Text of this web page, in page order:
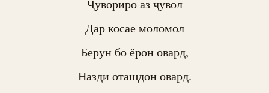
Ҷувориро аз ҷувол
Дар косае моломол
Берун бо ёрон овард,
Назди оташдон овард.